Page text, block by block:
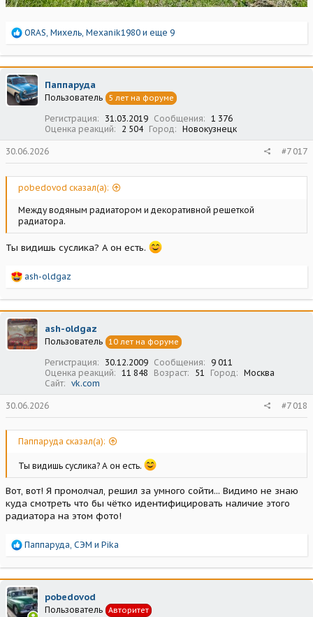
Р
а
к
ц
и
и
ORAS, Михель, Mexanik1980 и еще 9
Паппаруда
Пользователь 5 лет на форуме
Регистрация 31.03.2019 Сообщения
1 376
Оценка реакций
2 504 Город Новокузнецк
30.06.2026 #7 017
pobedovod сказал(а):
Между водяным радиатором и декоративной решеткой
радиатора.
Ты видишь суслика? А он есть.
Р
а
к
ц
и
и
ash-oldgaz
ash-oldgaz
Пользователь 10 лет на форуме
Регистрация 30.12.2009 Сообщения
9 011
Оценка реакций
11 848 Возраст 51 Город
Москва
Сайт
vk.com
30.06.2026 #7 018
Паппаруда сказал(а):
Ты видишь суслика? А он есть.
Вот, вот! Я промолчал, решил за умного сойти... Видимо не знаю
куда смотреть что бы чётко идентифицировать наличие этого
радиатора на этом фото!
Р
а
к
ц
и
и
Паппаруда СЭМ и Pika
pobedovod
Пользователь Авторитет